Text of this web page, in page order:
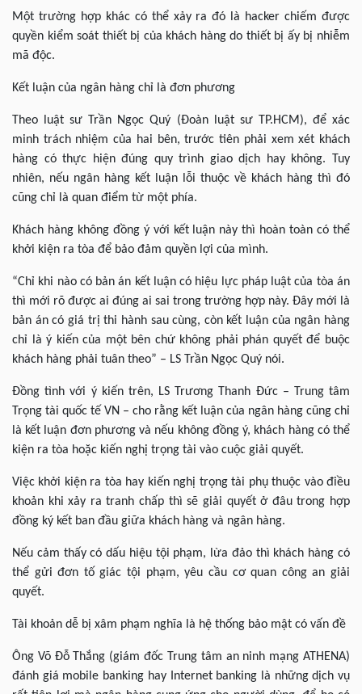
Một trường hợp khác có thể xảy ra đó là hacker chiếm được
quyền kiểm soát thiết bị của khách hàng do thiết bị ấy bị nhiễm
mã độc.
Kết luận của ngân hàng chỉ là đơn phương
Theo luật sư Trần Ngọc Quý (Đoàn luật sư TP.HCM), để xác
minh trách nhiệm của hai bên, trước tiên phải xem xét khách
hàng có thực hiện đúng quy trình giao dịch hay không. Tuy
nhiên, nếu ngân hàng kết luận lỗi thuộc về khách hàng thì đó
cũng chỉ là quan điểm từ một phía.
Khách hàng không đồng ý với kết luận này thì hoàn toàn có thể
khởi kiện ra tòa để bảo đảm quyền lợi của mình.
“Chỉ khi nào có bản án kết luận có hiệu lực pháp luật của tòa án
thì mới rõ được ai đúng ai sai trong trường hợp này. Đây mới là
bản án có giá trị thi hành sau cùng, còn kết luận của ngân hàng
chỉ là ý kiến của một bên chứ không phải phán quyết để buộc
khách hàng phải tuân theo” – LS Trần Ngọc Quý nói.
Đồng tình với ý kiến trên, LS Trương Thanh Đức – Trung tâm
Trọng tài quốc tế VN – cho rằng kết luận của ngân hàng cũng chỉ
là kết luận đơn phương và nếu không đồng ý, khách hàng có thể
kiện ra tòa hoặc kiến nghị trọng tài vào cuộc giải quyết.
Việc khởi kiện ra tòa hay kiến nghị trọng tài phụ thuộc vào điều
khoản khi xảy ra tranh chấp thì sẽ giải quyết ở đâu trong hợp
đồng ký kết ban đầu giữa khách hàng và ngân hàng.
Nếu cảm thấy có dấu hiệu tội phạm, lừa đảo thì khách hàng có
thể gửi đơn tố giác tội phạm, yêu cầu cơ quan công an giải
quyết.
Tài khoản dễ bị xâm phạm nghĩa là hệ thống bảo mật có vấn đề
Ông Võ Đỗ Thắng (giám đốc Trung tâm an ninh mạng ATHENA)
đánh giá mobile banking hay Internet banking là những dịch vụ